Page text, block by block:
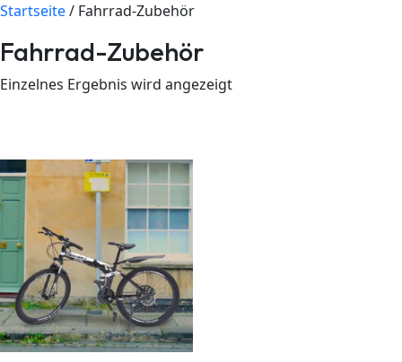
Startseite/ Fahrrad-Zubehör
Fahrrad-Zubehör
Einzelnes Ergebnis wird angezeigt